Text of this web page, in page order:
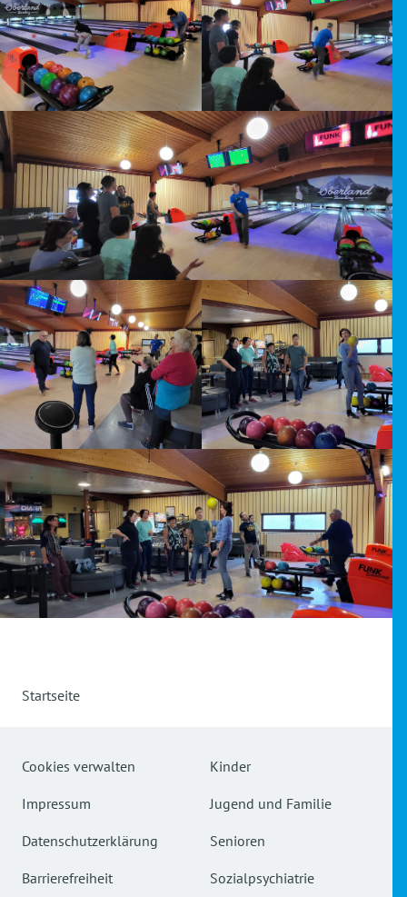
Startseite
Cookies verwalten
Impressum
Datenschutzerklärung
Barrierefreiheit
Kinder
Jugend und Familie
Senioren
Sozialpsychiatrie